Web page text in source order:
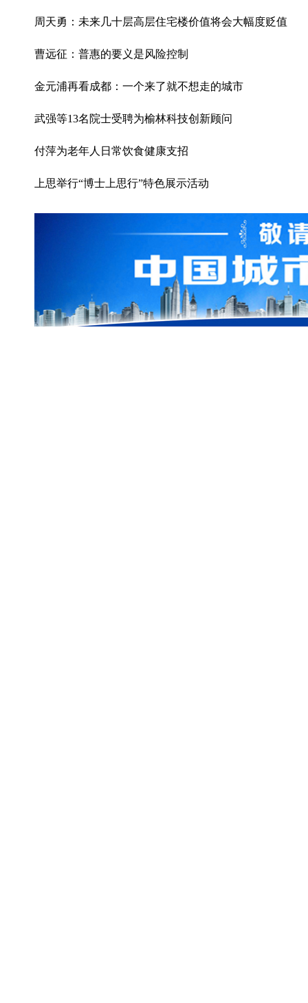
周天勇：未来几十层高层住宅楼价值将会大幅度贬值
曹远征：普惠的要义是风险控制
金元浦再看成都：一个来了就不想走的城市
武强等13名院士受聘为榆林科技创新顾问
付萍为老年人日常饮食健康支招
上思举行“博士上思行”特色展示活动